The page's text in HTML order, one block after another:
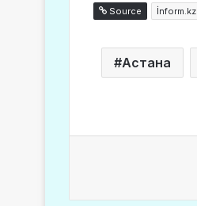
Source İnform.kz
Астана